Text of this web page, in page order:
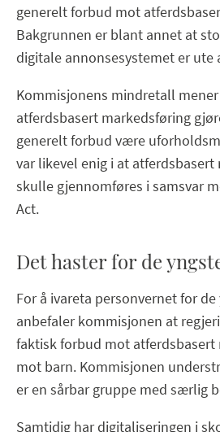
generelt forbud mot
Bakgrunnen er blant annet at
digitale annonsesystemet er ute
Kommisjonens mindretall
atferdsbasert markedsføring
generelt forbud være
var likevel enig i at
skulle gjennomføres i samsvar
Act.
Det haster for de
For å ivareta personvernet for
anbefaler kommisjonen at
faktisk forbud mot
mot barn. Kommisjonen
er en sårbar gruppe med særlig
Samtidig har digitaliseringen i